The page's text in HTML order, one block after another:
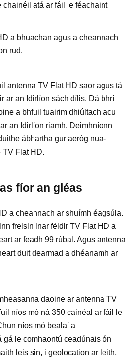
chainéil atá ar fáil le féachaint
a bhuachan agus a cheannach
rud.
antenna TV Flat HD saor agus tá
ar an Idirlíon sách dílis. Dá bhrí
a bhfuil tuairim dhiúltach acu
an Idirlíon riamh. Deimhníonn
ábhartha gur aeróg nua-
TV Flat HD.
fíor an gléas
a cheannach ar shuímh éagsúla.
freisin inar féidir TV Flat HD a
ar feadh 99 rúbal. Agus antenna
duit dearmad a dhéanamh ar
daoine ar antenna TV
níos mó ná 350 cainéal ar fáil le
níos mó bealaí a
gá le comhaontú ceadúnais ón
leis sin, i geolocation ar leith,